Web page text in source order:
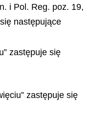
i Pol. Reg. poz. 19,
następujące
zastępuje się
zastępuje się